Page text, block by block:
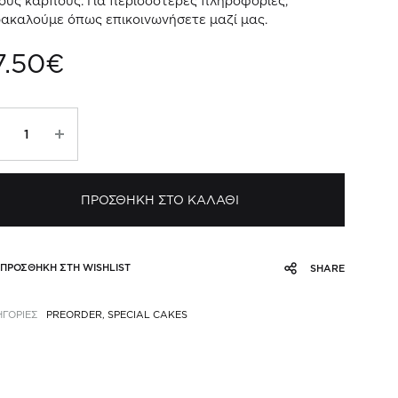
όπως επικοινωνήσετε μαζί μας.
€
ΠΡΟΣΘΗΚΗ ΣΤΟ ΚΑΛΑΘΙ
ΠΡΟΣΘΗΚΗ ΣΤΗ WISHLIST SHARE
PREORDER, SPECIAL CAKES